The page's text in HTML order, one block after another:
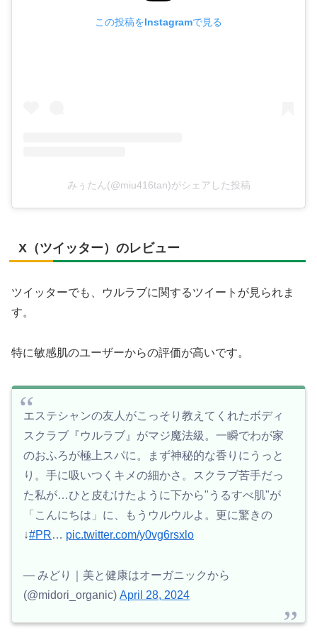
この投稿をInstagramで見る
みぅたん(@miu416tan)がシェアした投稿
X（ツイッター）のレビュー
ツイッターでも、ウルラブに関するツイートが見られま
す。
特に敏感肌のユーザーからの評価が高いです。
エステシャンの友人がこっそり教えてくれたボディ
スクラブ『ウルラブ』がマジ魔法級。一瞬でわが家
のおふろが極上スパに。まず神秘的な香りにうっと
り。手に吸いつくキメの細かさ。スクラブ苦手だっ
た私が…ひと皮むけたように下から"うるすべ肌"が
「こんにちは」に、もうウルウルよ。更に驚きの
↓#PR… pic.twitter.com/y0vg6rsxlo
— みどり｜美と健康はオーガニックから
(@midori_organic) April 28, 2024